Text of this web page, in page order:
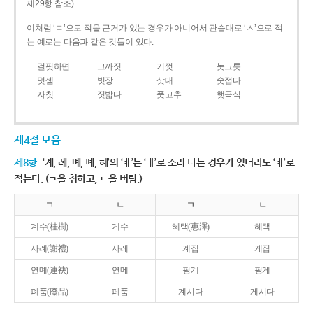
제29항 참조)
이처럼 ‘ㄷ’으로 적을 근거가 있는 경우가 아니어서 관습대로 ‘ㅅ’으로 적
는 예로는 다음과 같은 것들이 있다.
걸핏하면 그까짓 기껏
놋그릇
덧셈
빗장 삿대
숫접다
자칫
짓밟다 풋고추 햇곡식
제4절 모음
제8항 ‘계, 례, 몌, 폐, 혜’의 ‘ㅖ’는 ‘ㅔ’로 소리 나는 경우가 있더라도 ‘ㅖ’로
적는다. (ㄱ을 취하고, ㄴ을 버림.)
ㄱ ㄴ ㄱ ㄴ
계수(桂樹) 게수 혜택(惠澤) 헤택
사례(謝禮) 사레 계집 게집
연몌(連袂) 연메 핑계 핑게
폐품(廢品) 페품 계시다 게시다